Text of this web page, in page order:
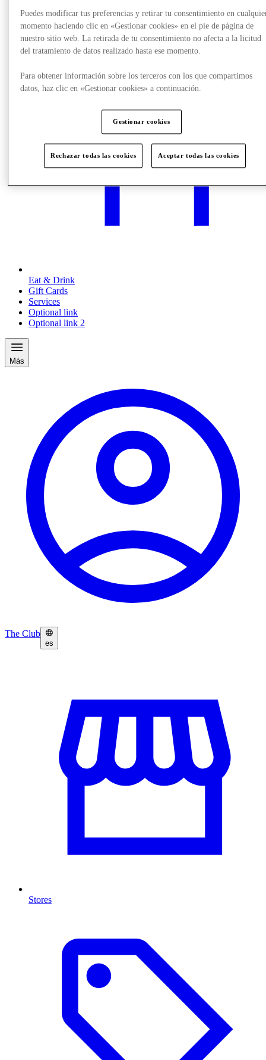
What's On
Eat & Drink
Gift Cards
Services
Optional link
Optional link 2
Más
The Club
es
Stores
Puedes modificar tus preferencias y retirar tu consentimiento en
momento haciendo clic en «Gestionar cookies» en el pie de página de
nuestro sitio web. La retirada de tu consentimiento no afecta a la licitud
del tratamiento de datos realizado hasta ese momento.
Para obtener información sobre los terceros con los que compartimos
datos, haz clic en «Gestionar cookies» a continuación.
Gestionar cookies
Rechazar todas las cookies Aceptar todas las cookies